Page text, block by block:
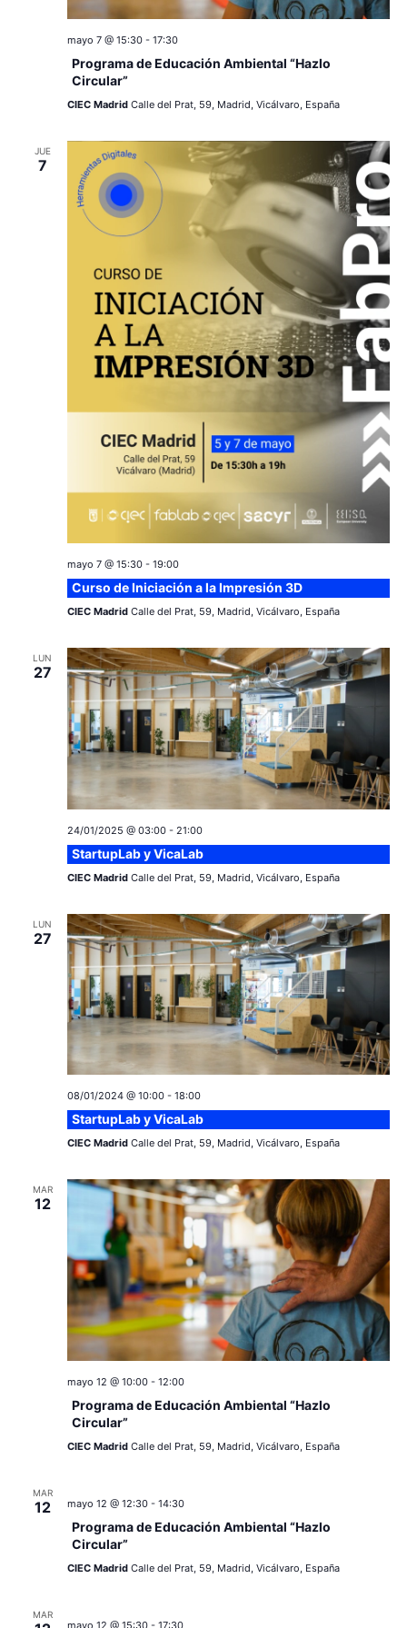
c
d
e
v
i
s
t
a
s
ó
v
i
s
t
a
s
d
e
E
v
e
n
o
mayo 7 @ 15:30- 17:30
Programa de Educación Ambiental “Hazlo
Circular”
CIEC Madrid Calle del Prat, 59, Madrid, Vicálvaro, España
JUE
7
mayo 7 @ 15:30- 19:00
Curso de Iniciación a la Impresión 3D
CIEC Madrid Calle del Prat, 59, Madrid, Vicálvaro, España
LUN
27
24/01/2025 @ 03:00- 21:00
StartupLab y VicaLab
CIEC Madrid Calle del Prat, 59, Madrid, Vicálvaro, España
LUN
27
08/01/2024 @ 10:00- 18:00
StartupLab y VicaLab
CIEC Madrid Calle del Prat, 59, Madrid, Vicálvaro, España
MAR
12
mayo 12 @ 10:00- 12:00
Programa de Educación Ambiental “Hazlo
Circular”
CIEC Madrid Calle del Prat, 59, Madrid, Vicálvaro, España
MAR
12 mayo 12 @ 12:30- 14:30
Programa de Educación Ambiental “Hazlo
Circular”
CIEC Madrid Calle del Prat, 59, Madrid, Vicálvaro, España
MAR
mayo 12 @ 15:30- 17:30